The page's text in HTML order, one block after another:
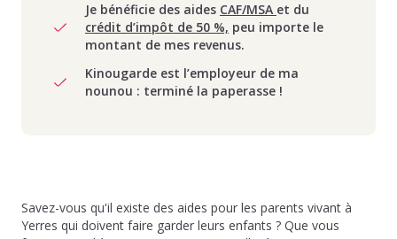
Je bénéficie des aides CAF/MSA et du
crédit d’impôt de 50 %, peu importe le
montant de mes revenus.
Kinougarde est l’employeur de ma
nounou : terminé la paperasse !
Savez-vous qu'il existe des aides pour les parents vivant à
Yerres qui doivent faire garder leurs enfants ? Que vous